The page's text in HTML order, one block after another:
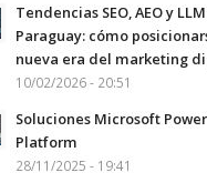
Tendencias SEO, AEO y LLM
Paraguay: cómo
nueva era del marketing
10/02/2026 - 20:51
Soluciones Microsoft Power
Platform
28/11/2025 - 19:41